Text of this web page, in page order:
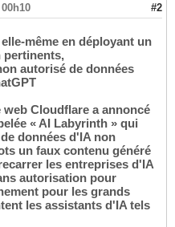
#2
même en déployant un
pertinents,
autorisé de données
Cloudflare a annoncé
« AI Labyrinth » qui
données d'IA non
un faux contenu généré
les entreprises d'IA
autorisation pour
pour les grands
les assistants d'IA tels